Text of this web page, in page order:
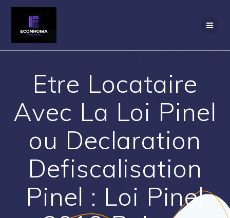
Etre Locataire
Avec La Loi Pinel
ou Declaration
Defiscalisation
Pinel : Loi Pinel